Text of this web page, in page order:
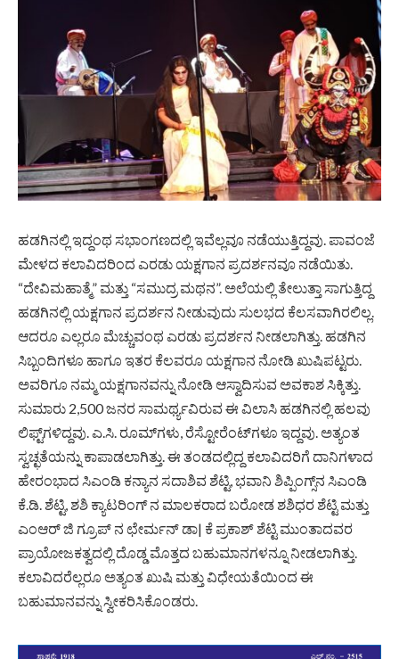
ಹಡಗಿನಲ್ಲಿ ಇದ್ದಂಥ ಸಭಾಂಗಣದಲ್ಲಿ ಇವೆಲ್ಲವೂ ನಡೆಯುತ್ತಿದ್ದವು. ಪಾವಂಜೆ
ಮೇಳದ ಕಲಾವಿದರಿಂದ ಎರಡು ಯಕ್ಷಗಾನ ಪ್ರದರ್ಶನವೂ ನಡೆಯಿತು.
“ದೇವಿಮಹಾತ್ಮೆ” ಮತ್ತು “ಸಮುದ್ರ ಮಥನ”. ಅಲೆಯಲ್ಲಿ ತೇಲುತ್ತಾ ಸಾಗುತ್ತಿದ್ದ
ಹಡಗಿನಲ್ಲಿ ಯಕ್ಷಗಾನ ಪ್ರದರ್ಶನ ನೀಡುವುದು ಸುಲಭದ ಕೆಲಸವಾಗಿರಲಿಲ್ಲ.
ಆದರೂ ಎಲ್ಲರೂ ಮೆಚ್ಚುವಂಥ ಎರಡು ಪ್ರದರ್ಶನ ನೀಡಲಾಗಿತ್ತು. ಹಡಗಿನ
ಸಿಬ್ಬಂದಿಗಳೂ ಹಾಗೂ ಇತರ ಕೆಲವರೂ ಯಕ್ಷಗಾನ ನೋಡಿ ಖುಷಿಪಟ್ಟರು.
ಅವರಿಗೂ ನಮ್ಮ ಯಕ್ಷಗಾನವನ್ನು ನೋಡಿ ಆಸ್ವಾದಿಸುವ ಅವಕಾಶ ಸಿಕ್ಕಿತ್ತು.
ಸುಮಾರು 2,500 ಜನರ ಸಾಮರ್ಥ್ಯವಿರುವ ಈ ವಿಲಾಸಿ ಹಡಗಿನಲ್ಲಿ ಹಲವು
ಲಿಫ್ಟ್‌ಗಳಿದ್ದವು. ಎ.ಸಿ. ರೂಮ್‌ಗಳು, ರೆಸ್ಟೋರೆಂಟ್‌ಗಳೂ ಇದ್ದವು. ಅತ್ಯಂತ
ಸ್ವಚ್ಛತೆಯನ್ನು ಕಾಪಾಡಲಾಗಿತ್ತು. ಈ ತಂಡದಲ್ಲಿದ್ದ ಕಲಾವಿದರಿಗೆ ದಾನಿಗಳಾದ
ಹೇರಂಭಾದ ಸಿಎಂಡಿ ಕನ್ಯಾನ ಸದಾಶಿವ ಶೆಟ್ಟಿ, ಭವಾನಿ ಶಿಪ್ಪಿಂಗ್ಸ್‌ನ ಸಿಎಂಡಿ
ಕೆ.ಡಿ. ಶೆಟ್ಟಿ, ಶಶಿ ಕ್ಯಾಟರಿಂಗ್‌ ನ ಮಾಲಕರಾದ ಬರೋಡ ಶಶಿಧರ ಶೆಟ್ಟಿ ಮತ್ತು
ಎಂಆರ್ ಜಿ ಗ್ರೂಪ್ ನ ಛೇರ್ಮನ್ ಡಾ| ಕೆ ಪ್ರಕಾಶ್ ಶೆಟ್ಟಿ ಮುಂತಾದವರ
ಪ್ರಾಯೋಜಕತ್ವದಲ್ಲಿ ದೊಡ್ಡ ಮೊತ್ತದ ಬಹುಮಾನಗಳನ್ನೂ ನೀಡಲಾಗಿತ್ತು.
ಕಲಾವಿದರೆಲ್ಲರೂ ಅತ್ಯಂತ ಖುಷಿ ಮತ್ತು ವಿಧೇಯತೆಯಿಂದ ಈ
ಬಹುಮಾನವನ್ನು ಸ್ವೀಕರಿಸಿಕೊಂಡರು.